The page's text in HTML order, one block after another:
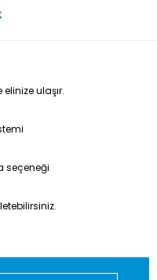
ulaşır.
seçeneği